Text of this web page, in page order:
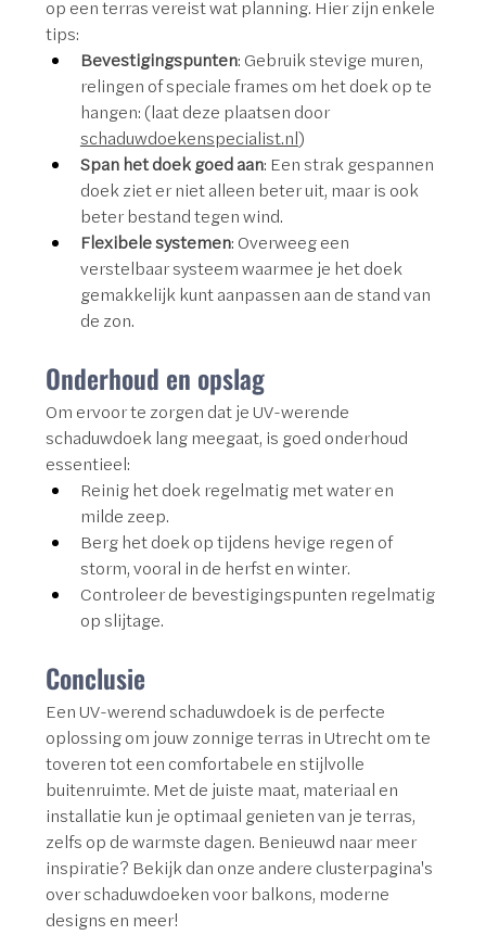
op een terras vereist wat planning. Hier zijn enkele
tips:
Bevestigingspunten: Gebruik stevige muren,
relingen of speciale frames om het doek op te
hangen: (laat deze plaatsen door
schaduwdoekenspecialist.nl)
Span het doek goed aan: Een strak gespannen
doek ziet er niet alleen beter uit, maar is ook
beter bestand tegen wind.
Flexibele systemen: Overweeg een
verstelbaar systeem waarmee je het doek
gemakkelijk kunt aanpassen aan de stand van
de zon.
Onderhoud en opslag
Om ervoor te zorgen dat je UV-werende
schaduwdoek lang meegaat, is goed onderhoud
essentieel:
Reinig het doek regelmatig met water en
milde zeep.
Berg het doek op tijdens hevige regen of
storm, vooral in de herfst en winter.
Controleer de bevestigingspunten regelmatig
op slijtage.
Conclusie
Een UV-werend schaduwdoek is de perfecte
oplossing om jouw zonnige terras in Utrecht om te
toveren tot een comfortabele en stijlvolle
buitenruimte. Met de juiste maat, materiaal en
installatie kun je optimaal genieten van je terras,
zelfs op de warmste dagen. Benieuwd naar meer
inspiratie? Bekijk dan onze andere clusterpagina's
over schaduwdoeken voor balkons, moderne
designs en meer!